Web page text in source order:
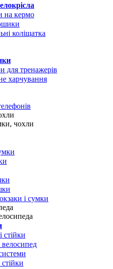
на кермо
коліщатка
для тренажерів
харчування
чохли
і сумки
стійки